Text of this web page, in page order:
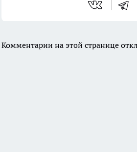
Комментарии на этой странице